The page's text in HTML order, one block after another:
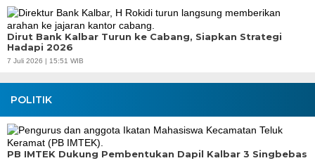
Dirut Bank Kalbar Turun ke Cabang, Siapkan Strategi
Hadapi 2026
7 Juli 2026 | 15:51 WIB
POLITIK
PB IMTEK Dukung Pembentukan Dapil Kalbar 3 Singbebas